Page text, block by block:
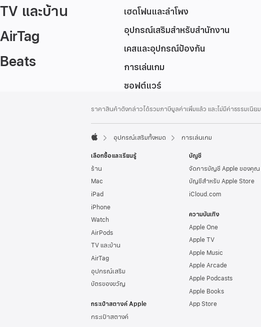
TV และบ้าน
AirTag
Beats
เฮดโฟนและลำโพง
อุปกรณ์เสริมสำหรับสำนักงาน
เคสและอุปกรณ์ป้องกัน
การเล่นเกม
ซอฟต์แวร์
ท้าย
กระดาษ
ราคาสินค้าดังกล่าวได้รวมภาษีมูลค่าเพิ่มแล้ว และไม่มีค่าธรรมเนี
อุปกรณ์เสริมทั้งหมด
การเล่นเกม
เลือกซื้อและเรียนรู้
ร้าน
Mac
iPad
iPhone
Watch
AirPods
TV และบ้าน
AirTag
อุปกรณ์เสริม
บัตรของขวัญ
กระเป๋าสตางค์ Apple
กระเป๋าสตางค์
บัญชี
จัดการบัญชี Apple ของคุณ
บัญชีสำหรับ Apple Store
iCloud.com
ความบันเทิง
Apple One
Apple TV
Apple Music
Apple Arcade
Apple Podcasts
Apple Books
App Store